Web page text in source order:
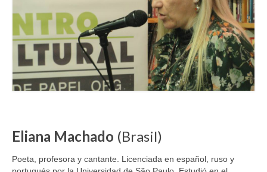
Eliana Machado (Brasil)
Poeta, profesora y cantante. Licenciada en español, ruso y